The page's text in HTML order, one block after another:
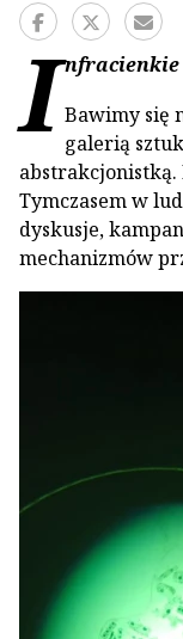
Infracienkie
Bawimy się
galerią
Tymczasem w
dyskusje,
mechanizmów